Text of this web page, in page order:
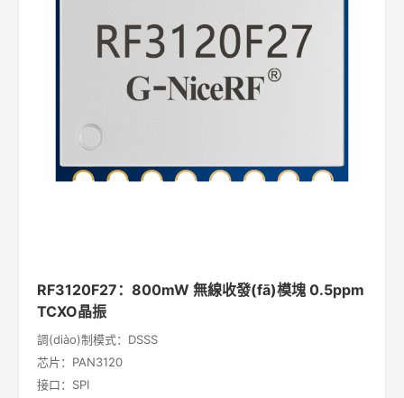
RF3120F27：800mW 無線收發(fā)模塊 0.5ppm
TCXO晶振
調(diào)制模式：DSSS
芯片：PAN3120
接口：SPI